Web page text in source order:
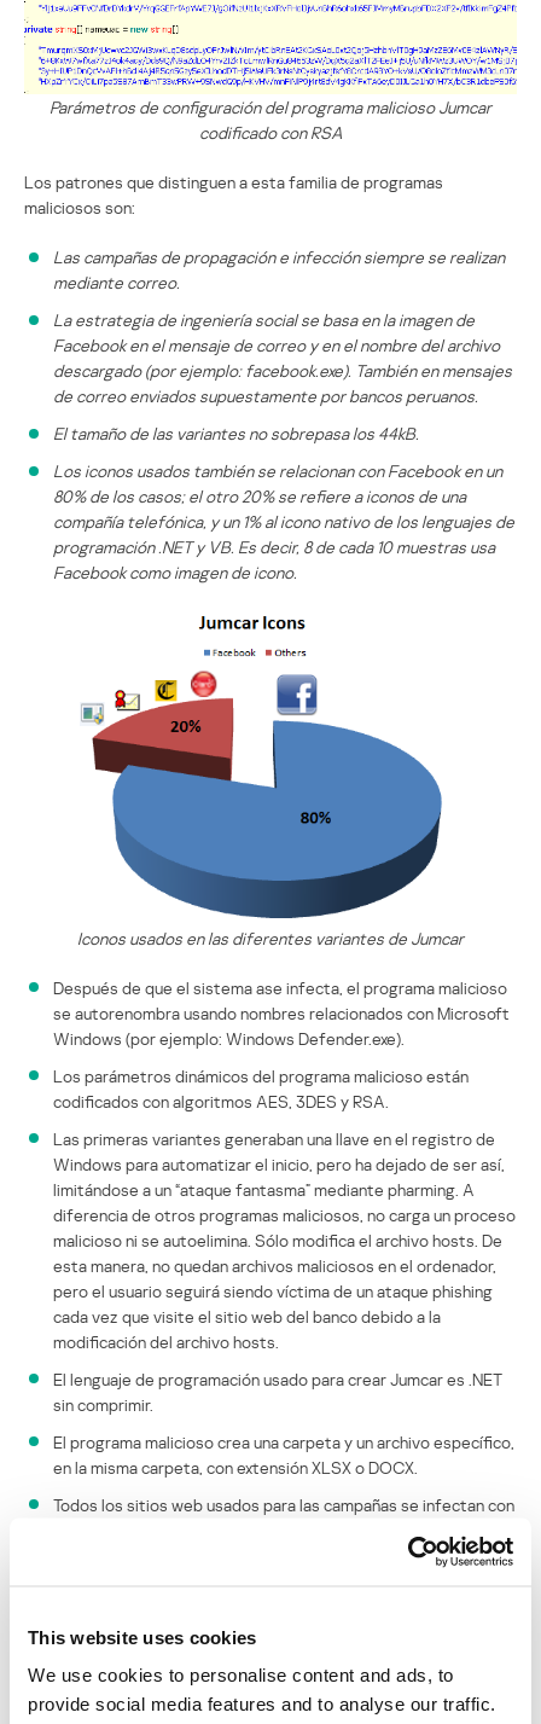
This website uses cookies
We use cookies to personalise content and ads, to
provide social media features and to analyse our traffic.
Parámetros de configuración del programa malicioso Jumcar
codificado con RSA
Los patrones que distinguen a esta familia de programas
maliciosos son:
Las campañas de propagación e infección siempre se realizan
mediante correo.
La estrategia de ingeniería social se basa en la imagen de
Facebook en el mensaje de correo y en el nombre del archivo
descargado (por ejemplo: facebook.exe). También en mensajes
de correo enviados supuestamente por bancos peruanos.
El tamaño de las variantes no sobrepasa los 44kB.
Los iconos usados también se relacionan con Facebook en un
80% de los casos; el otro 20% se refiere a iconos de una
compañía telefónica, y un 1% al icono nativo de los lenguajes de
programación .NET y VB. Es decir, 8 de cada 10 muestras usa
Facebook como imagen de icono.
Iconos usados en las diferentes variantes de Jumcar
Después de que el sistema ase infecta, el programa malicioso
se autorenombra usando nombres relacionados con Microsoft
Windows (por ejemplo: Windows Defender.exe).
Los parámetros dinámicos del programa malicioso están
codificados con algoritmos AES, 3DES y RSA.
Las primeras variantes generaban una llave en el registro de
Windows para automatizar el inicio, pero ha dejado de ser así,
limitándose a un “ataque fantasma” mediante pharming. A
diferencia de otros programas maliciosos, no carga un proceso
malicioso ni se autoelimina. Sólo modifica el archivo hosts. De
esta manera, no quedan archivos maliciosos en el ordenador,
pero el usuario seguirá siendo víctima de un ataque phishing
cada vez que visite el sitio web del banco debido a la
modificación del archivo hosts.
El lenguaje de programación usado para crear Jumcar es .NET
sin comprimir.
El programa malicioso crea una carpeta y un archivo específico,
en la misma carpeta, con extensión XLSX o DOCX.
Todos los sitios web usados para las campañas se infectan con
archivo pharming, un propagador de mensajes y un troyano
Las campañas de propagación son compatibles con las clásicas
estrategias visuales de ingeniería social que se basan en el envío
de mensajes de correo fraudulentos, para lo cual recurren a dos